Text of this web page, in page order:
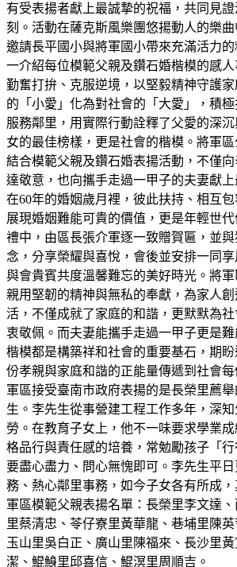
有受表揚者獻上最誠摯的祝福，共同見
刻。活動在薩克斯風樂團悠揚動人的樂曲
邀請長平國小與將軍國小帶來充滿活力
一介紹每位模範父親及鑽石婚楷模的感
勤奮打拚、克服逆境，以堅毅精神守護
的「小愛」化為對社會的「大愛」，積
服務鄰里，用實際行動詮釋了父愛的深
女的最佳榜樣，更是社會的楷模。將軍區
結合模範父親及鑽石婚表揚活動，不僅
達敬意，也向攜手走過一甲子的夫妻獻
在60年的婚姻歲月裡，彼此扶持、相互
展現婚姻難能可貴的價值，更是年輕世
禮中，由區長張介軍逐一致贈賀匾，並
念，分享榮耀與喜悅，會後並安排一同
與會貴賓共度溫馨難忘的美好時光。將
親用堅韌的精神與無私的奉獻，為家人
活，不僅成就了家庭的和諧，更默默為
衷敬佩。而夫妻能攜手走過一甲子更是
楷模都是構築祥和社會的重要基石，期
份孝親與家庭和諧的正能量傳遞到社會
軍區接受臺南市政府表揚的是長榮里薦
生。李先生從事營建工程工作多年，深
勞。在教育子女上，他不一味要求學業
格品行與責任感的培養，常勉勵孩子「
要盡心盡力、問心無愧即可。李先生平
務、熱心鄰里事務，如今子女各有所成
軍區模範父親表揚名單：長榮里李文達
里蔡清忠、苓仔寮里黃華龍、巷埔里陳
玉山里吳白正、廣山里陳福來、長沙里
潔、鯤鯓里邱喜信、鯤溟里周順吉。